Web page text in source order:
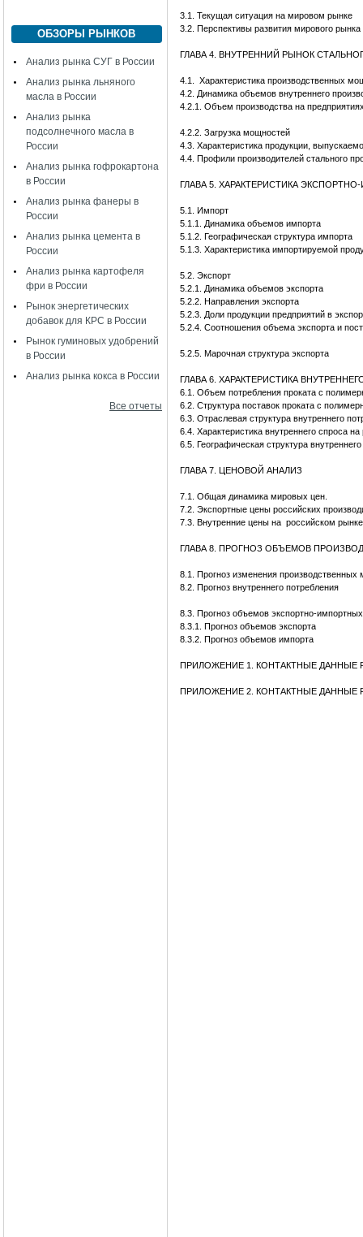
ОБЗОРЫ РЫНКОВ
Анализ рынка СУГ в России
Анализ рынка льняного
масла в России
Анализ рынка
подсолнечного масла в
России
Анализ рынка гофрокартона
в России
Анализ рынка фанеры в
России
Анализ рынка цемента в
России
Анализ рынка картофеля
фри в России
Рынок энергетических
добавок для КРС в России
Рынок гуминовых удобрений
в России
Анализ рынка кокса в России
Все отчеты
3.1. Текущая ситуация на мировом рынке
3.2. Перспективы развития мирового
ГЛАВА 4. ВНУТРЕННИЙ РЫНОК
4.1. Характеристика производственных
4.2. Динамика объемов внутреннего
4.2.1. Объем производства на
4.2.2. Загрузка мощностей
4.3. Характеристика продукции,
4.4. Профили производителей стального
ГЛАВА 5. ХАРАКТЕРИСТИКА
5.1. Импорт
5.1.1. Динамика объемов импорта
5.1.2. Географическая структура импорта
5.1.3. Характеристика импортируемой
5.2. Экспорт
5.2.1. Динамика объемов экспорта
5.2.2. Направления экспорта
5.2.3. Доли продукции предприятий в
5.2.4. Соотношения объема экспорта и
5.2.5. Марочная структура экспорта
ГЛАВА 6. ХАРАКТЕРИСТИКА
6.1. Объем потребления проката с
6.2. Структура поставок проката с
6.3. Отраслевая структура внутреннего
6.4. Характеристика внутреннего спроса
6.5. Географическая структура
ГЛАВА 7. ЦЕНОВОЙ АНАЛИЗ
7.1. Общая динамика мировых цен.
7.2. Экспортные цены российских
7.3. Внутренние цены на российском рынке
ГЛАВА 8. ПРОГНОЗ ОБЪЕМОВ
8.1. Прогноз изменения производственных
8.2. Прогноз внутреннего потребления
8.3. Прогноз объемов экспортно-
8.3.1. Прогноз объемов экспорта
8.3.2. Прогноз объемов импорта
ПРИЛОЖЕНИЕ 1. КОНТАКТНЫЕ
ПРИЛОЖЕНИЕ 2. КОНТАКТНЫЕ